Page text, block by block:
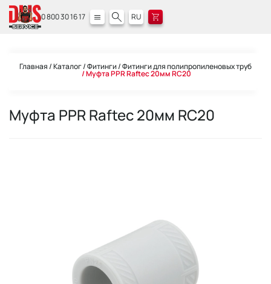
0 800 30 16 17 RU
Главная Каталог Фитинги Фитинги для полипропиленовых труб
Муфта PPR Raftec 20мм RC20
Муфта PPR Raftec 20мм RC20